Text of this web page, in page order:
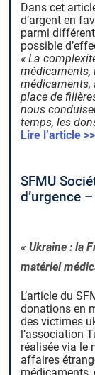
Dans cet
d’argent en
parmi
possible
« La
médicaments,
médicaments,
place de
nous
temps, les
Lire l’article
SFMU
d’urgence
« Ukraine : la
matériel
L’article du
donations en
des victimes
l’association
réalisée via le
affaires